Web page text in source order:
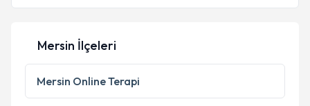
Kişisel verilerimin işlenmesine ilişkinAydınlatma
Metni'ni okudum ve kişisel verilerimin belirtilen
kapsamda işlenmesini kabul ediyorum.
Mersin İlçeleri
Mersin Online Terapi